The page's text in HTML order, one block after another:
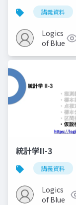
講義資料
Logics
of Blue
統計学II-3
講義資料
Logics
of Blue